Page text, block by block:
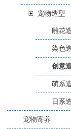
宠物造型
雕花
染色
创意
萌系
日系
宠物寄养